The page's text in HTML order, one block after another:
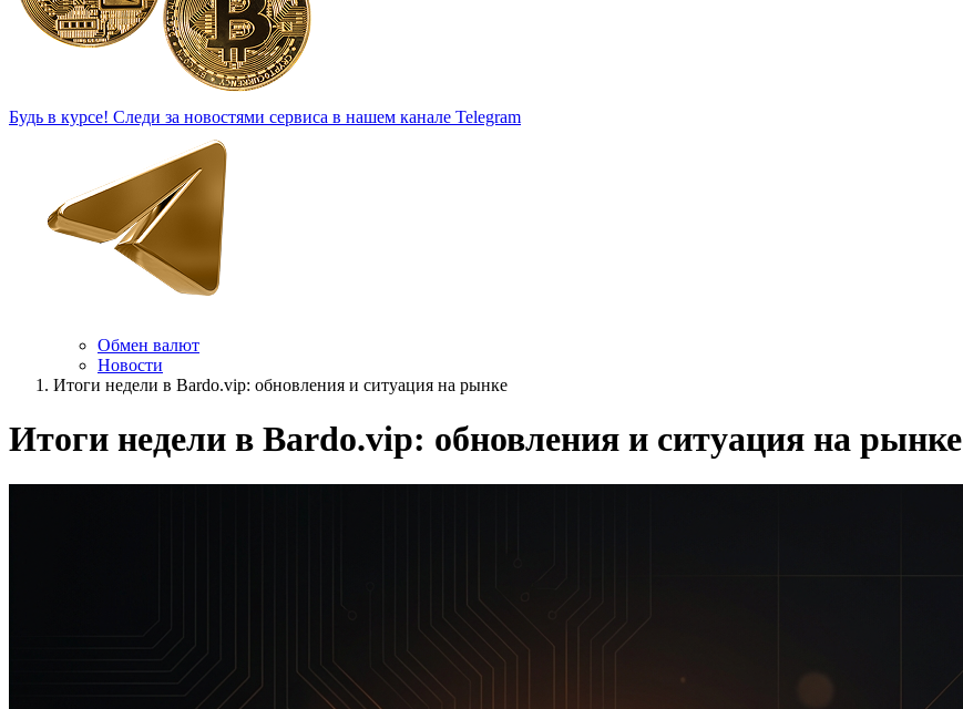
Будь в курсе! Следи за новостями сервиса в нашем канале Telegram
Обмен валют
Новости
Итоги недели в Bardo.vip: обновления и ситуация на рынке
Итоги недели в Bardo.vip: обновления и ситуация на рынке